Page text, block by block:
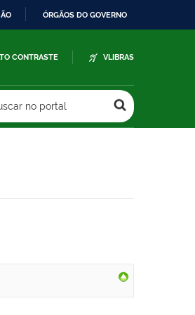
ÓRGÃOS DO GOVERNO
CONTRASTE VLIBRAS
no portal